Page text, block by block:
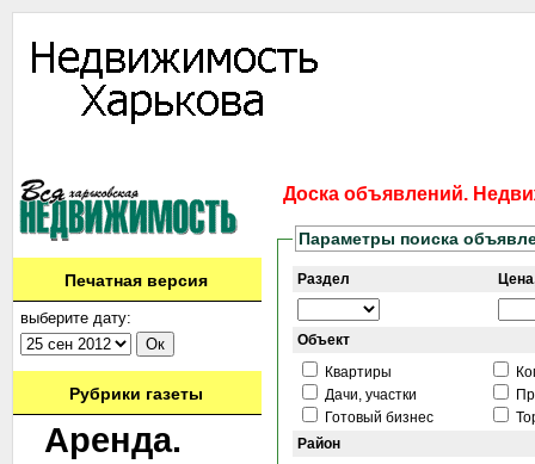
Печатная версия
выберите дату:
Рубрики газеты
Аренда.
Доска объявлений.
Параметры поиска
Раздел
Объект
Квартиры
Дачи, участки
Готовый бизнес
Район